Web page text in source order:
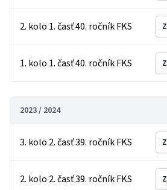
2. kolo 1. časť 40. ročník FKS
1. kolo 1. časť 40. ročník FKS
2023 / 2024
3. kolo 2. časť 39. ročník FKS
2. kolo 2. časť 39. ročník FKS